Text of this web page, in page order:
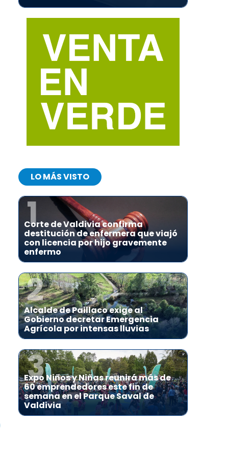
LO MÁS VISTO
1
Corte de Valdivia confirma
destitución de enfermera que viajó
con licencia por hijo gravemente
enfermo
2
Alcalde de Paillaco exige al
Gobierno decretar Emergencia
Agrícola por intensas lluvias
3
Expo Niños y Niñas reunirá más de
60 emprendedores este fin de
semana en el Parque Saval de
Valdivia